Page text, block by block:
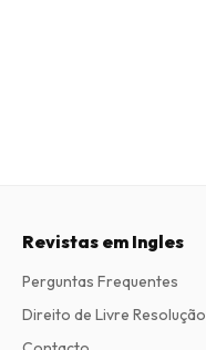
Revistas em Ingles
Perguntas Frequentes
Direito de Livre Resolução